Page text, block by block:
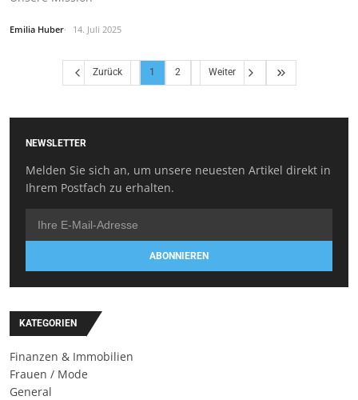
Emilia Huber 14. Juli 2025
Zurück 1 2 Weiter
NEWSLETTER
Melden Sie sich an, um unsere neuesten Artikel direkt in
Ihrem Postfach zu erhalten.
ABONNIEREN
KATEGORIEN
Finanzen & Immobilien
Frauen / Mode
General